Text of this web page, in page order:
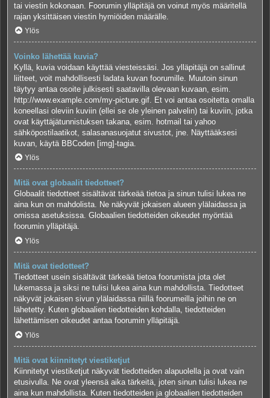
tai viestin kokonaan. Foorumin ylläpitäjä on voinut myös määritellä
rajan yksittäisen viestin hymiöiden määrälle.
Ylös
Voinko lähettää kuvia?
Kyllä, kuvia voidaan käyttää viesteissäsi. Jos ylläpitäjä on sallinut
liitteet, voit mahdollisesti ladata kuvan foorumille. Muutoin sinun
täytyy antaa osoite julkisesti saatavilla olevaan kuvaan, esim.
http://www.example.com/my-picture.gif. Et voi antaa osoitetta omalla
koneellasi oleviin kuviin (ellei se ole yleinen palvelin) tai kuviin, jotka
ovat käyttäjätunnistuksen takana, esim. hotmail tai yahoo
sähköpostilaatikot, salasanasuojatut sivustot, jne. Näyttääksesi
kuvan, käytä BBCoden [img]-tagia.
Ylös
Mitä ovat globaalit tiedotteet?
Globaalit tiedotteet sisältävät tärkeää tietoa ja sinun tulisi lukea ne
aina kun on mahdolista. Ne näkyvät jokaisen alueen ylälaidassa ja
omissa asetuksissa. Globaalien tiedotteiden oikeudet myöntää
foorumin ylläpitäjä.
Ylös
Mitä ovat tiedotteet?
Tiedotteet usein sisältävät tärkeää tietoa foorumista jota olet
lukemassa ja siksi ne tulisi lukea aina kun mahdollista. Tiedotteet
näkyvät jokaisen sivun ylälaidassa niillä foorumeilla joihin ne on
lähetetty. Kuten globaalien tiedotteiden kohdalla, tiedotteiden
lähettämisen oikeudet antaa foorumin ylläpitäjä.
Ylös
Mitä ovat kiinnitetyt viestiketjut
Kiinnitetyt viestiketjut näkyvät tiedotteiden alapuolella ja ovat vain
etusivulla. Ne ovat yleensä aika tärkeitä, joten sinun tulisi lukea ne
aina kun mahdollista. Kuten tiedotteiden ja globaalien tiedotteiden